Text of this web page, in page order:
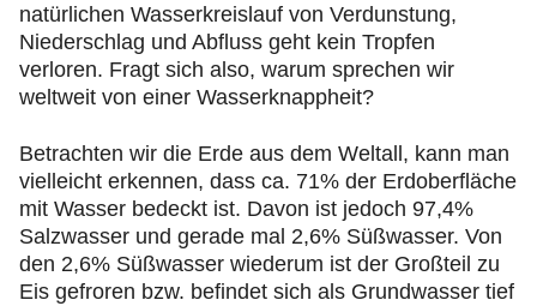
natürlichen Wasserkreislauf von Verdunstung,
Niederschlag und Abfluss geht kein Tropfen
verloren. Fragt sich also, warum sprechen wir
weltweit von einer Wasserknappheit?
Betrachten wir die Erde aus dem Weltall, kann man
vielleicht erkennen, dass ca. 71% der Erdoberfläche
mit Wasser bedeckt ist. Davon ist jedoch 97,4%
Salzwasser und gerade mal 2,6% Süßwasser. Von
den 2,6% Süßwasser wiederum ist der Großteil zu
Eis gefroren bzw. befindet sich als Grundwasser tief